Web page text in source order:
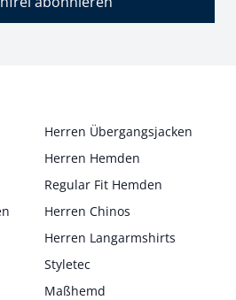
Herren Übergangsjacken
Herren Hemden
Regular Fit Hemden
Herren Chinos
Herren Langarmshirts
Styletec
Maßhemd